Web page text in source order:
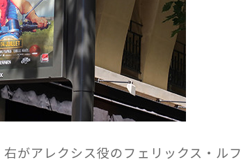
がアレクシス役のフェリックス・ルフ